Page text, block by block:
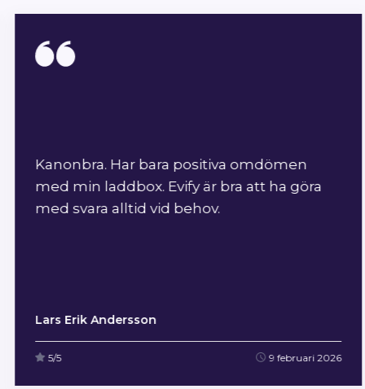
Kanonbra. Har bara positiva omdömen
med min laddbox. Evify är bra att ha göra
med svara alltid vid behov.
Lars Erik Andersson
5/5 9 februari 2026